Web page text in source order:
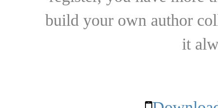
build your own author
it